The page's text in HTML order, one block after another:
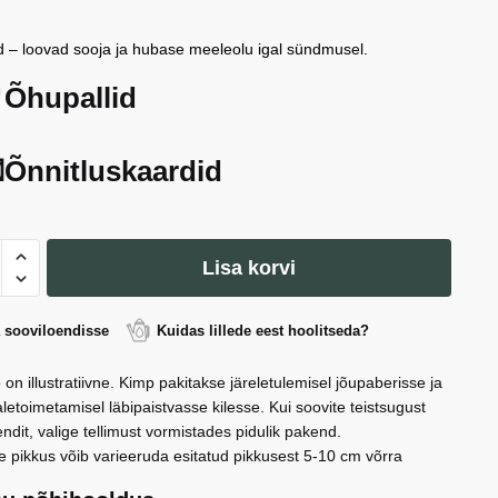
– loovad sooja ja hubase meeleolu igal sündmusel.
Lisa korvi
sooviloendisse Kuidas lillede eest hoolitseda?
on illustratiivne. Kimp pakitakse järeletulemisel jõupaberisse ja
läbipaistvasse kilesse. Kui soovite teistsugust
valige tellimust vormistades pidulik pakend.
pikkus võib varieeruda esitatud pikkusest 5-10 cm võrra